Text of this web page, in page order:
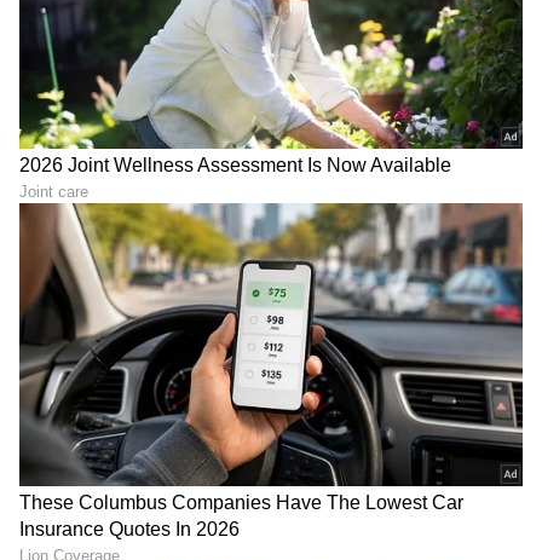
DOWNLOAD APP
RECOMMENDED STORIES
ರಾಜಮೌಳಿ ‘ವಾರಣಾಸಿ’
ಶೂಟಿಂಗ್‌ನಿಂದ ಮತ್ತೆ ವಿಡಿಯೋ
ಲೀಕ್: ಮಹೇಶ್ ಬಾಬು ಏನು
ಮಾಡುತ್ತಿದ್ದಾರೆ ನೋಡಿ!
ಅನುಪಮ್ ಖೇರ್ Gen Z ರೀಲ್ಸ್
ಗೆ 150 ಮಿಲಿಯನ್ ವೀವ್ಸ್ !
ಖುಷಿಯಲ್ಲಿ BTS ವಿಡಿಯೋ